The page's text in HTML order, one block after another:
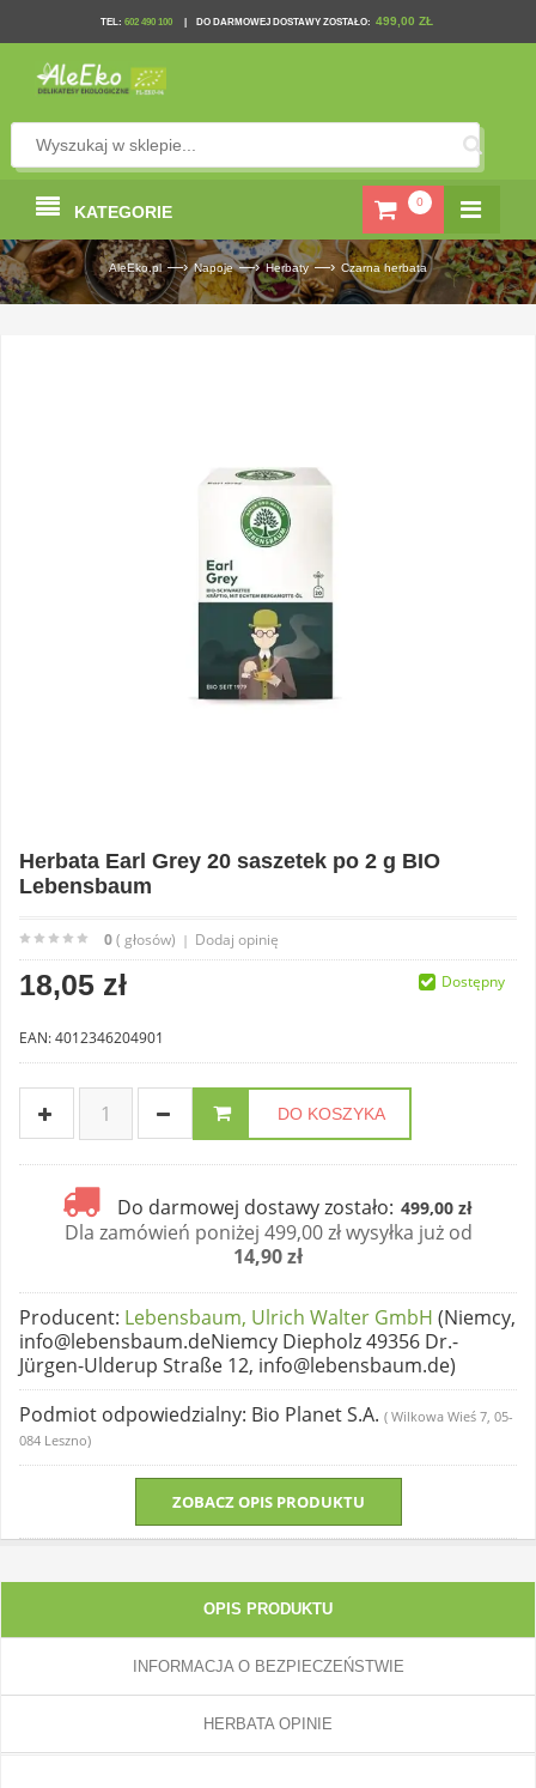
TEL: 602 490 100 DO DARMOWEJ DOSTAWY ZOSTAŁO: 499,00 ZŁ
0
KATEGORIE
AleEko.pl —› Napoje —› Herbaty —› Czarna herbata
Herbata Earl Grey 20 saszetek po 2 g BIO
Lebensbaum
0( głosów) | Dodaj opinię
18,05 zł
EAN: 4012346204901
DO KOSZYKA
Do darmowej dostawy zostało: 499,00 zł
Dla zamówień poniżej 499,00 zł wysyłka już od
14,90 zł
Dostępny
Producent: Lebensbaum, Ulrich Walter GmbH (Niemcy,
info@lebensbaum.deNiemcy Diepholz 49356 Dr.-
Jürgen-Ulderup Straße 12, info@lebensbaum.de)
Podmiot odpowiedzialny: Bio Planet S.A. ( Wilkowa Wieś 7, 05-
084 Leszno)
ZOBACZ OPIS PRODUKTU
OPIS PRODUKTU
INFORMACJA O BEZPIECZEŃSTWIE
HERBATA OPINIE